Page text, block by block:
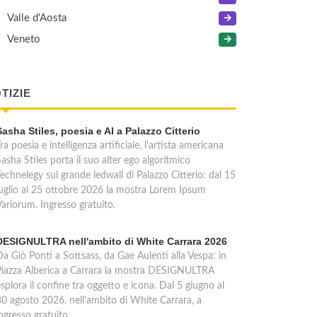
Valle d'Aosta
Veneto
Stiles, poesia e AI a Palazzo Citterio
Tra poesia e intelligenza artificiale, l'artista americana
Stiles porta il suo alter ego algoritmico
Technelegy sul grande ledwall di Palazzo Citterio: dal 15
al 25 ottobre 2026 la mostra Lorem Ipsum
Ingresso gratuito.
nell'ambito di White Carrara 2026
Giò Ponti a Sottsass, da Gae Aulenti alla Vespa: in
Alberica a Carrara la mostra DESIGNULTRA
il confine tra oggetto e icona. Dal 5 giugno al
agosto 2026, nell'ambito di White Carrara, a